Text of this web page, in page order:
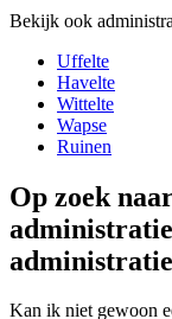
Bekijk ook
Uffelte
Havelte
Wittelte
Wapse
Ruinen
Op zoek
Kan ik niet gewoon